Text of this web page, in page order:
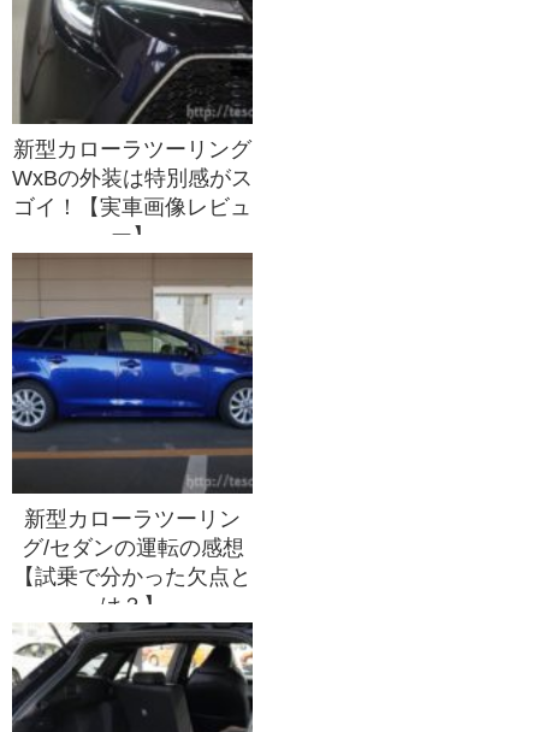
新型カローラツーリング
WxBの外装は特別感がス
ゴイ！【実車画像レビュ
ー】
新型カローラツーリン
グ/セダンの運転の感想
【試乗で分かった欠点と
は？】